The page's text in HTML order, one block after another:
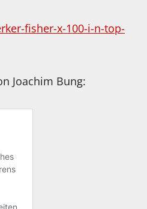
fisher-x-100-i-n-top-
Joachim Bung: